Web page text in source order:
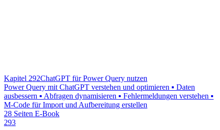
Kapitel 292ChatGPT für Power Query nutzen
Power Query mit ChatGPT verstehen und optimieren ▪ Daten
ausbessern ▪ Abfragen dynamisieren ▪ Fehlermeldungen verstehen ▪
M-Code für Import und Aufbereitung erstellen
28 Seiten E-Book
293